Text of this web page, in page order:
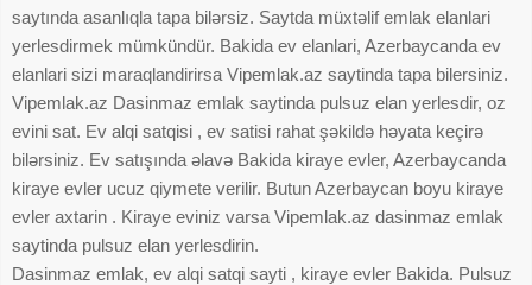
saytında asanlıqla tapa bilərsiz. Saytda müxtəlif emlak elanlari
yerlesdirmek mümkündür. Bakida ev elanlari, Azerbaycanda ev
elanlari sizi maraqlandirirsa Vipemlak.az saytinda tapa bilersiniz.
Vipemlak.az Dasinmaz emlak saytinda pulsuz elan yerlesdir, oz
evini sat. Ev alqi satqisi , ev satisi rahat şəkildə həyata keçirə
bilərsiniz. Ev satışında əlavə Bakida kiraye evler, Azerbaycanda
kiraye evler ucuz qiymete verilir. Butun Azerbaycan boyu kiraye
evler axtarin . Kiraye eviniz varsa Vipemlak.az dasinmaz emlak
saytinda pulsuz elan yerlesdirin.
Dasinmaz emlak, ev alqi satqi sayti , kiraye evler Bakida. Pulsuz